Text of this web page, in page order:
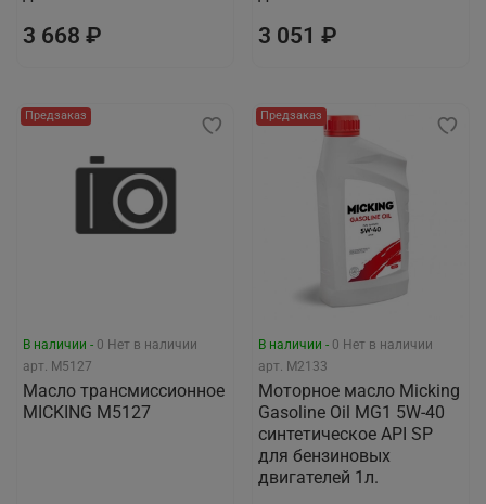
3 668 ₽ 3 051 ₽
Предзаказ
В наличии - 0 Нет в наличии
арт. M5127
Масло трансмиссионное
MICKING M5127
Предзаказ
В наличии - 0 Нет в наличии
арт. M2133
Моторное масло Micking
Gasoline Oil MG1 5W-40
синтетическое API SP
для бензиновых
двигателей 1л.